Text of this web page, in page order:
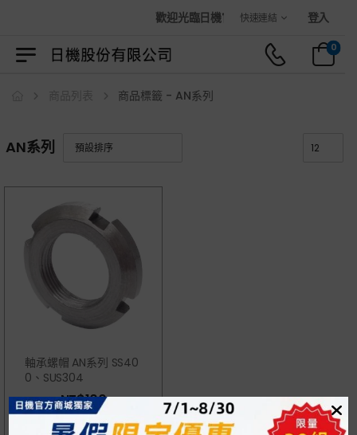
歡迎光臨日機官方購物商城！
快速連結 登入
0
商品標籤 - AN系列
AN系列
軸承螺帽 AN系列 SS40
0、SUS304
NT$100